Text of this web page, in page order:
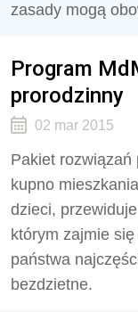
zasady mogą
Program
prorodzinny
02 mar 2015
Pakiet rozwiązań
kupno
dzieci,
którym zajmie
państwa
bezdzietne.